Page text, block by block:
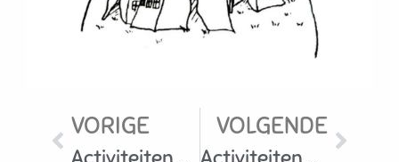
VORIGE VOLGENDE